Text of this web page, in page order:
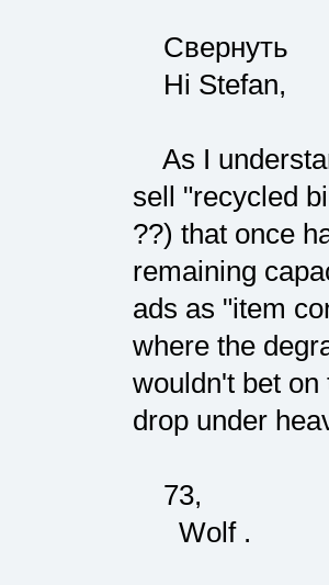
Свернуть
Hi Stefan,
As I
sell "recycled
??) that once
remaining
ads as "item
where the
wouldn't bet
drop under
73,
Wolf .